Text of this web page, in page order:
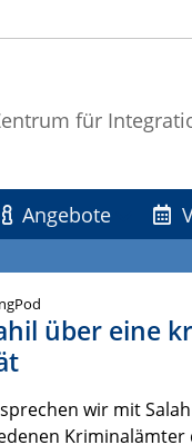
für
Angebote
über eine
wir mit